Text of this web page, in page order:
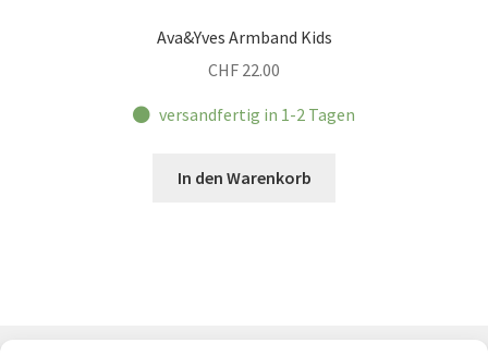
Ava&Yves Armband Kids
CHF 22.00
versandfertig in 1-2 Tagen
In den Warenkorb